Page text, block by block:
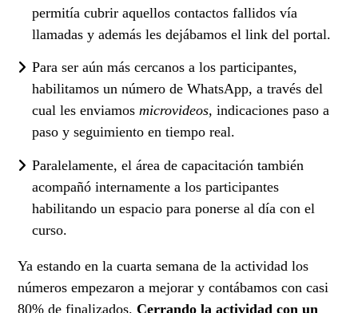
permitía cubrir aquellos contactos fallidos vía
llamadas y además les dejábamos el link del portal.
Para ser aún más cercanos a los participantes,
habilitamos un número de WhatsApp, a través del
cual les enviamosmicrovideos, indicaciones paso a
paso y seguimiento en tiempo real.
Paralelamente, el área de capacitación también
acompañó internamente a los participantes
habilitando un espacio para ponerse al día con el
curso.
Ya estando en la cuarta semana de la actividad los
números empezaron a mejorar y contábamos con casi
80% de finalizados. Cerrando la actividad con un